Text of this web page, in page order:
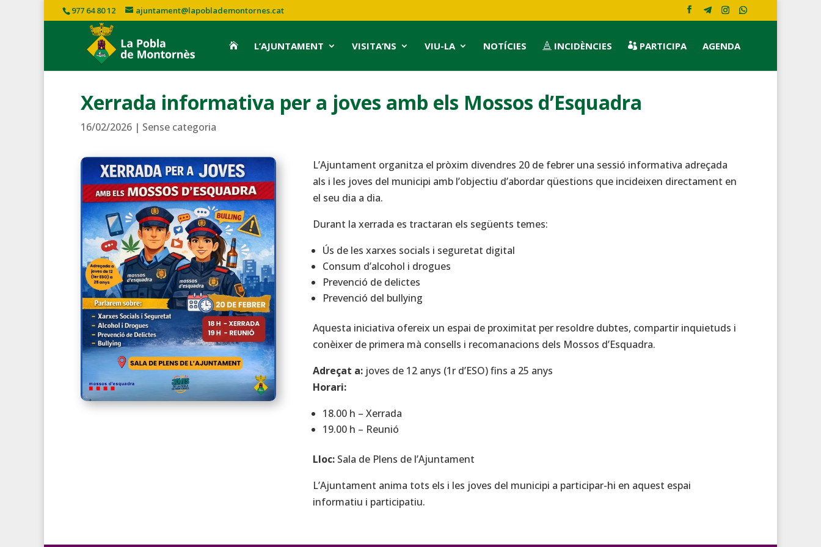
977 64 80 12 ajuntament@lapoblademontornes.cat
 L’AJUNTAMENT VISITA’NS VIU-LA NOTÍCIES  INCIDÈNCIES  PARTICIPA AGENDA
Xerrada informativa per a joves amb els Mossos d’Esquadra
16/02/2026 | Sense categoria
L’Ajuntament organitza el pròxim divendres 20 de febrer una sessió informativa adreçada
als i les joves del municipi amb l’objectiu d’abordar qüestions que incideixen directament en
el seu dia a dia.
Durant la xerrada es tractaran els següents temes:
Ús de les xarxes socials i seguretat digital
Consum d’alcohol i drogues
Prevenció de delictes
Prevenció del bullying
Aquesta iniciativa ofereix un espai de proximitat per resoldre dubtes, compartir inquietuds i
conèixer de primera mà consells i recomanacions dels Mossos d’Esquadra.
Adreçat a:joves de 12 anys (1r d’ESO) fins a 25 anys
Horari:
18.00 h – Xerrada
19.00 h – Reunió
Lloc:Sala de Plens de l’Ajuntament
L’Ajuntament anima tots els i les joves del municipi a participar-hi en aquest espai
informatiu i participatiu.